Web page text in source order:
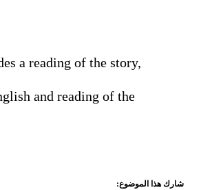
a reading of the story,
and reading of the
شارك هذا الموضوع: